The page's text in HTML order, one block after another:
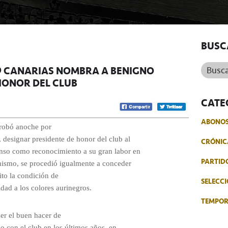
CANARIAS NOMBRA A BENIGNO
DEL CLUB
anoche por
presidente de honor del club al
como reconocimiento a su gran labor en
se procedió igualmente a conceder
la condición de
a los colores aurinegros.
el buen hacer de